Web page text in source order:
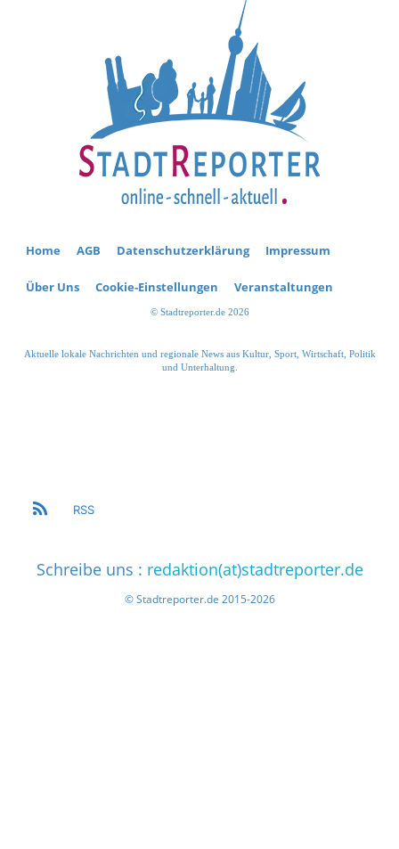
Home AGB Datenschutzerklärung Impressum
Über Uns Cookie-Einstellungen Veranstaltungen
© Stadtreporter.de 2026
Aktuelle lokale Nachrichten und regionale News aus Kultur, Sport, Wirtschaft, Politik
und Unterhaltung.
RSS
Schreibe uns : redaktion(at)stadtreporter.de
© Stadtreporter.de 2015-2026